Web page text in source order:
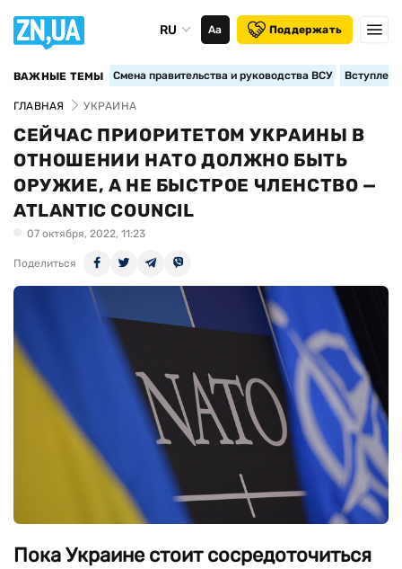
RU Аа Поддержать
ВАЖНЫЕ ТЕМЫ Смена правительства и руководства ВСУ
ГЛАВНАЯ УКРАИНА
СЕЙЧАС ПРИОРИТЕТОМ УКРАИНЫ В
ОТНОШЕНИИ НАТО ДОЛЖНО БЫТЬ
ОРУЖИЕ, А НЕ БЫСТРОЕ ЧЛЕНСТВО —
ATLANTIC COUNCIL
07 октября, 2022, 11:23
Поделиться
Пока Украине стоит сосредоточиться